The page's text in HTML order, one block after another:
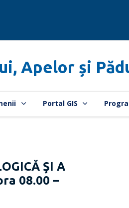
Apelor și
Portal GIS
ŞI A
08.00 –